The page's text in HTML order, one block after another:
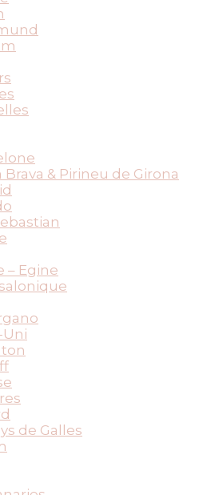
Brava & Pirineu de Girona
– Egine
Uni
de Galles